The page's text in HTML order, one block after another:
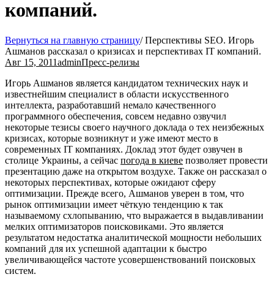
компаний.
Вернуться на главную страницу/Перспективы SEO. Игорь
Ашманов рассказал о кризисах и перспективах IT компаний.
Авг 15, 2011adminПресс-релизы
Игорь Ашманов является кандидатом технических наук и
известнейшим специалист в области искусственного
интеллекта, разработавший немало качественного
программного обеспечения, совсем недавно озвучил
некоторые тезисы своего научного доклада о тех неизбежных
кризисах, которые возникнут и уже имеют место в
современных IT компаниях. Доклад этот будет озвучен в
столице Украины, а сейчас погода в киеве позволяет провести
презентацию даже на открытом воздухе. Также он рассказал о
некоторых перспективах, которые ожидают сферу
оптимизации. Прежде всего, Ашманов уверен в том, что
рынок оптимизации имеет чёткую тенденцию к так
называемому схлопыванию, что выражается в выдавливании
мелких оптимизаторов поисковиками. Это является
результатом недостатка аналитической мощности небольших
компаний для их успешной адаптации к быстро
увеличивающейся частоте усовершенствований поисковых
систем.